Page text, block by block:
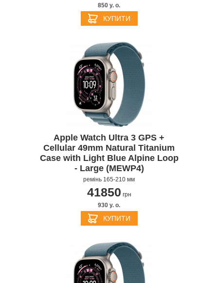
850 y. о.
КУПИТИ
Apple Watch Ultra 3 GPS +
Cellular 49mm Natural Titanium
Case with Light Blue Alpine Loop
- Large (MEWP4)
ремінь 165-210 мм
41850 грн
930 y. о.
КУПИТИ